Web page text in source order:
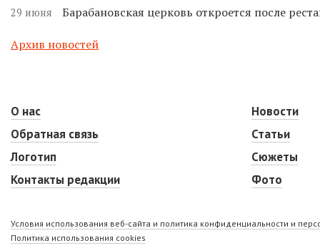
29 июня Барабановская церковь откроется после
Архив новостей
О нас
Обратная связь
Логотип
Контакты редакции
Новости
Статьи
Сюжеты
Фото
Условия использования веб-сайта и политика конфиденциальности и
Политика использования cookies